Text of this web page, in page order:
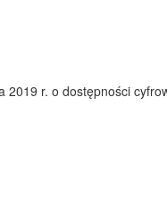
r. o dostępności